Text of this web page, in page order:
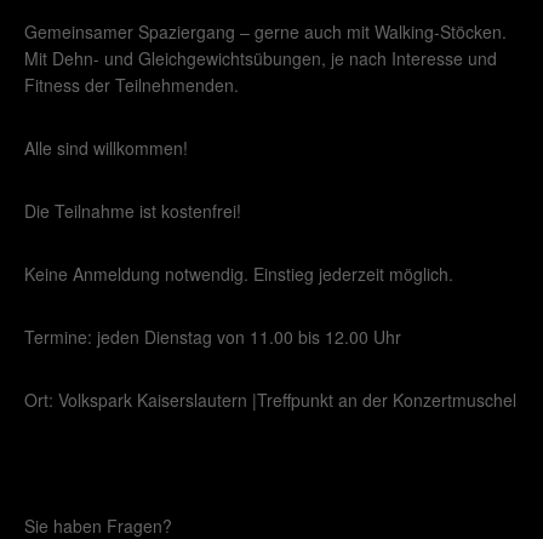
Gemeinsamer Spaziergang – gerne auch mit Walking-Stöcken.
Mit Dehn- und Gleichgewichtsübungen, je nach Interesse und
Fitness der Teilnehmenden.
Alle sind willkommen!
Die Teilnahme ist kostenfrei!
Keine Anmeldung notwendig. Einstieg jederzeit möglich.
Termine: jeden Dienstag von 11.00 bis 12.00 Uhr
Ort: Volkspark Kaiserslautern |Treffpunkt an der Konzertmuschel
Sie haben Fragen?